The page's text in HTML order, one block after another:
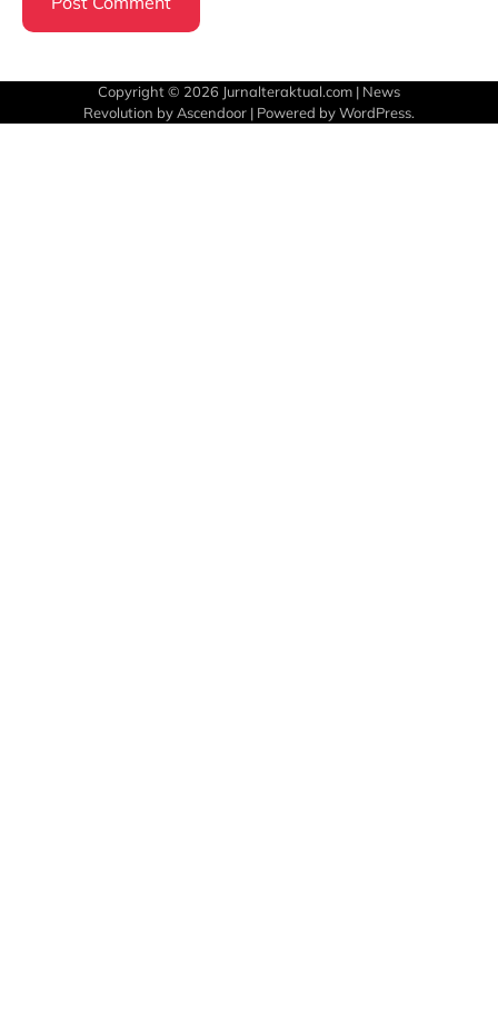
Copyright © 2026 Jurnalteraktual.com | News
Revolution by Ascendoor | Powered byWordPress.